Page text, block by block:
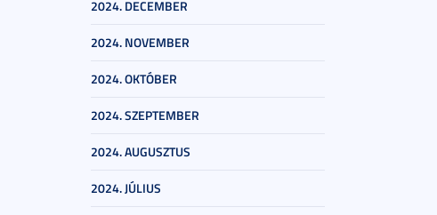
2024. DECEMBER
2024. NOVEMBER
2024. OKTÓBER
2024. SZEPTEMBER
2024. AUGUSZTUS
2024. JÚLIUS